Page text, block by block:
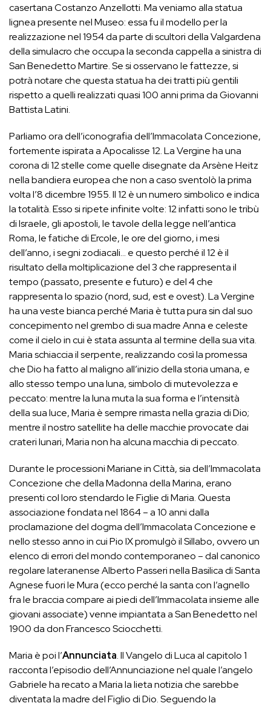
casertana Costanzo Anzellotti. Ma veniamo alla statua
lignea presente nel Museo: essa fu il modello per la
realizzazione nel 1954 da parte di scultori della Valgardena
della simulacro che occupa la seconda cappella a sinistra di
San Benedetto Martire. Se si osservano le fattezze, si
potrà notare che questa statua ha dei tratti più gentili
rispetto a quelli realizzati quasi 100 anni prima da Giovanni
Battista Latini.
Parliamo ora dell’iconografia dell’Immacolata Concezione,
fortemente ispirata a Apocalisse 12. La Vergine ha una
corona di 12 stelle come quelle disegnate da Arsène Heitz
nella bandiera europea che non a caso sventolò la prima
volta l’8 dicembre 1955. Il 12 è un numero simbolico e indica
la totalità. Esso si ripete infinite volte: 12 infatti sono le tribù
di Israele, gli apostoli, le tavole della legge nell’antica
Roma, le fatiche di Ercole, le ore del giorno, i mesi
dell’anno, i segni zodiacali… e questo perché il 12 è il
risultato della moltiplicazione del 3 che rappresenta il
tempo (passato, presente e futuro) e del 4 che
rappresenta lo spazio (nord, sud, est e ovest). La Vergine
ha una veste bianca perché Maria è tutta pura sin dal suo
concepimento nel grembo di sua madre Anna e celeste
come il cielo in cui è stata assunta al termine della sua vita.
Maria schiaccia il serpente, realizzando così la promessa
che Dio ha fatto al maligno all’inizio della storia umana, e
allo stesso tempo una luna, simbolo di mutevolezza e
peccato: mentre la luna muta la sua forma e l’intensità
della sua luce, Maria è sempre rimasta nella grazia di Dio;
mentre il nostro satellite ha delle macchie provocate dai
crateri lunari, Maria non ha alcuna macchia di peccato.
Durante le processioni Mariane in Città, sia dell’Immacolata
Concezione che della Madonna della Marina, erano
presenti col loro stendardo le Figlie di Maria. Questa
associazione fondata nel 1864 – a 10 anni dalla
proclamazione del dogma dell’Immacolata Concezione e
nello stesso anno in cui Pio IX promulgò il Sillabo, ovvero un
elenco di errori del mondo contemporaneo – dal canonico
regolare lateranense Alberto Passeri nella Basilica di Santa
Agnese fuori le Mura (ecco perché la santa con l’agnello
fra le braccia compare ai piedi dell’Immacolata insieme alle
giovani associate) venne impiantata a San Benedetto nel
1900 da don Francesco Sciocchetti.
Maria è poi l’Annunciata. Il Vangelo di Luca al capitolo 1
racconta l’episodio dell’Annunciazione nel quale l’angelo
Gabriele ha recato a Maria la lieta notizia che sarebbe
diventata la madre del Figlio di Dio. Seguendo la